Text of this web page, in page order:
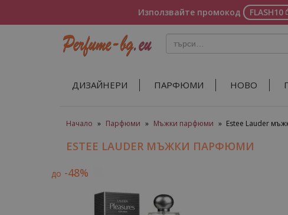
Използвайте промокод FLASH10
ДИЗАЙНЕРИ ПАРФЮМИ НОВО
Начало » Парфюми » Мъжки парфюми » Estee Lauder
ESTEE LAUDER МЪЖКИ ПАРФЮМИ
до -48%